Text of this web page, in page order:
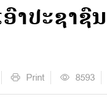
າປະຊາຊົນ
Print 8593